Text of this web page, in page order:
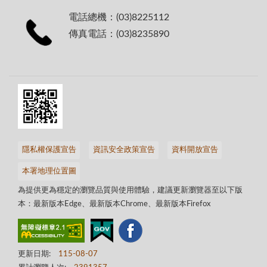
電話總機：(03)8225112
傳真電話：(03)8235890
隱私權保護宣告 資訊安全政策宣告 資料開放宣告
本署地理位置圖
為提供更為穩定的瀏覽品質與使用體驗，建議更新瀏覽器至以下版
本：最新版本Edge、最新版本Chrome、最新版本Firefox
更新日期:
115-08-07